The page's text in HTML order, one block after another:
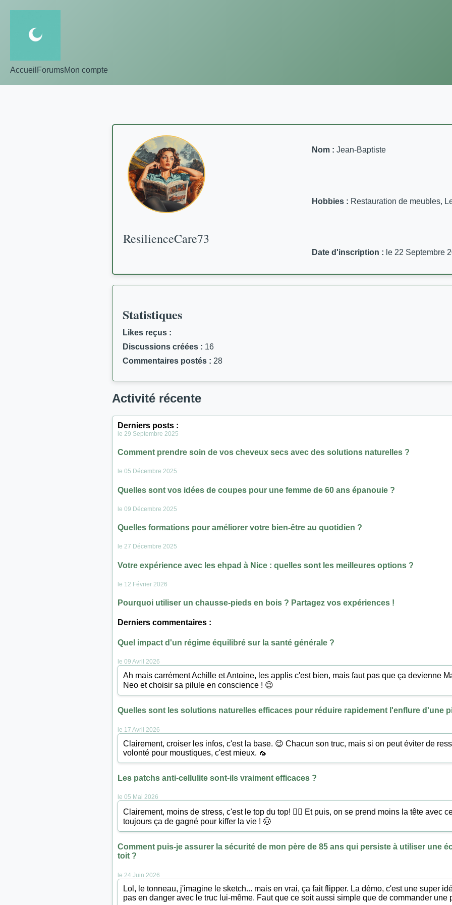
Accueil ForumsMon compte
ResilienceCare73
Nom : Jean-Baptiste
Hobbies : Restauration de meubles,
Date d'inscription : le 22 Septembre
Statistiques
Likes reçus :
Discussions créées : 16
Commentaires postés : 28
Activité récente
Derniers posts :
le 29 Septembre 2025
Comment prendre soin de vos cheveux secs avec des solutions naturelles ?
le 05 Décembre 2025
Quelles sont vos idées de coupes pour une femme de 60 ans épanouie ?
le 09 Décembre 2025
Quelles formations pour améliorer votre bien-être au quotidien ?
le 27 Décembre 2025
Votre expérience avec les ehpad à Nice : quelles sont les meilleures options ?
le 12 Février 2026
Pourquoi utiliser un chausse-pieds en bois ? Partagez vos expériences !
Derniers commentaires :
Quel impact d'un régime équilibré sur la santé générale ?
le 09 Avril 2026
Ah mais carrément Achille et Antoine, les applis c'est bien, mais faut pas que ça devienne
Neo et choisir sa pilule en conscience ! 😉
Quelles sont les solutions naturelles efficaces pour réduire rapidement l'enflure d'une
le 17 Avril 2026
Clairement, croiser les infos, c'est la base. 😉 Chacun son truc, mais si on peut éviter de
volonté pour moustiques, c'est mieux. 🦟
Les patchs anti-cellulite sont-ils vraiment efficaces ?
le 05 Mai 2026
Clairement, moins de stress, c'est le top du top! 👍🏻 Et puis, on se prend moins la tête avec
toujours ça de gagné pour kiffer la vie ! 🤠
Comment puis-je assurer la sécurité de mon père de 85 ans qui persiste à utiliser une
toit ?
le 24 Juin 2026
Lol, le tonneau, j'imagine le sketch... mais en vrai, ça fait flipper. La démo, c'est une super
pas en danger avec le truc lui-même. Faut que ce soit aussi simple que de commander une